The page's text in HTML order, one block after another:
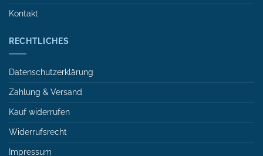
Kontakt
RECHTLICHES
Datenschutzerklärung
Zahlung & Versand
Kauf widerrufen
Widerrufsrecht
Impressum